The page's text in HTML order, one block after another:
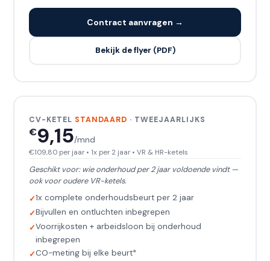
Contract aanvragen →
Bekijk de flyer (PDF)
CV-KETEL STANDAARD · TWEEJAARLIJKS
€9,15/mnd
€109,80 per jaar • 1x per 2 jaar • VR & HR-ketels
Geschikt voor: wie onderhoud per 2 jaar voldoende vindt —
ook voor oudere VR-ketels.
1x complete onderhoudsbeurt per 2 jaar
Bijvullen en ontluchten inbegrepen
Voorrijkosten + arbeidsloon bij onderhoud
inbegrepen
CO-meting bij elke beurt*